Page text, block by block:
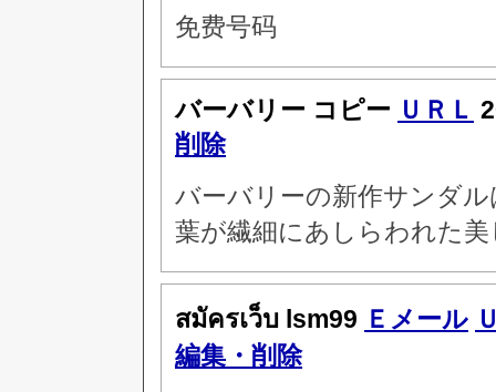
免费号码
バーバリー コピー ＵＲＬ
削除
バーバリーの新作サンダ
葉が繊細にあしらわれた
สมัครเว็บ lsm99 Ｅメール
編集・削除